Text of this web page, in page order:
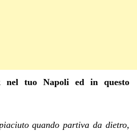
tuo Napoli ed in questo
quando partiva da dietro,